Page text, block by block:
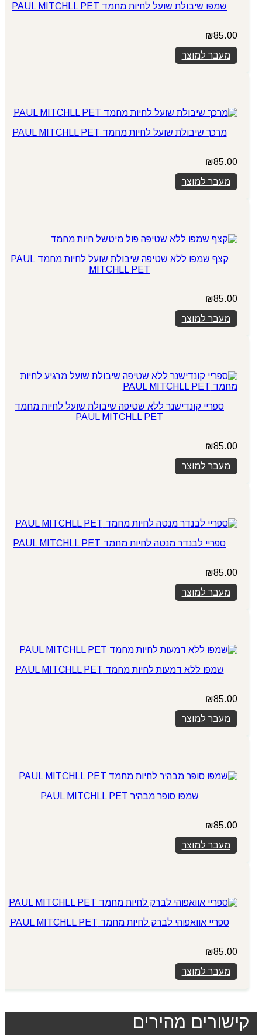
שמפו שיבולת שועל לחיות מחמד PAUL MITCHLL PET
₪85.00
מעבר למוצר
מרכך שיבולת שועל לחיות מחמד PAUL MITCHLL PET
₪85.00
מעבר למוצר
קצף שמפו ללא שטיפה שיבולת שועל לחיות מחמד PAUL
MITCHLL PET
₪85.00
מעבר למוצר
ספריי קונדישנר ללא שטיפה שיבולת שועל לחיות מחמד
PAUL MITCHLL PET
₪85.00
מעבר למוצר
ספריי לבנדר מנטה לחיות מחמד PAUL MITCHLL PET
₪85.00
מעבר למוצר
שמפו ללא דמעות לחיות מחמד PAUL MITCHLL PET
₪85.00
מעבר למוצר
שמפו סופר מבהיר PAUL MITCHLL PET
₪85.00
מעבר למוצר
ספריי אוואפוהי לברק לחיות מחמד PAUL MITCHLL PET
₪85.00
מעבר למוצר
קישורים מהירים